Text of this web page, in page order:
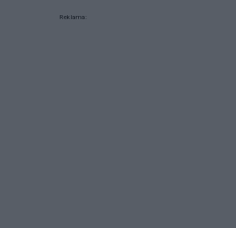
Reklama: